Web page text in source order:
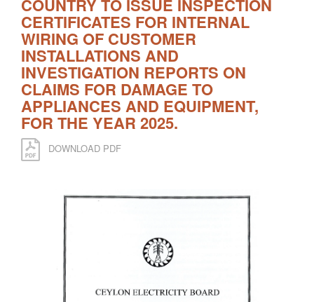
COUNTRY TO ISSUE INSPECTION
CERTIFICATES FOR INTERNAL
WIRING OF CUSTOMER
INSTALLATIONS AND
INVESTIGATION REPORTS ON
CLAIMS FOR DAMAGE TO
APPLIANCES AND EQUIPMENT,
FOR THE YEAR 2025.
DOWNLOAD PDF